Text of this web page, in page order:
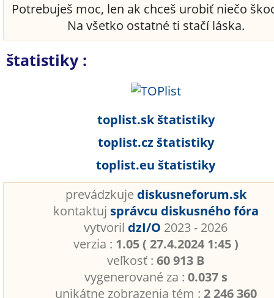
Potrebuješ moc, len ak chceš urobiť niečo
Na všetko ostatné ti stačí láska.
štatistiky :
toplist.sk štatistiky
toplist.cz štatistiky
toplist.eu štatistiky
prevádzkuje diskusneforum.sk
kontaktuj správcu diskusného fóra
vytvoril dzI/O 2023 - 2026
verzia : 1.05 ( 27.4.2024 1:45 )
veľkosť :60 913 B
vygenerované za : 0.037 s
unikátne zobrazenia tém : 2 246 360